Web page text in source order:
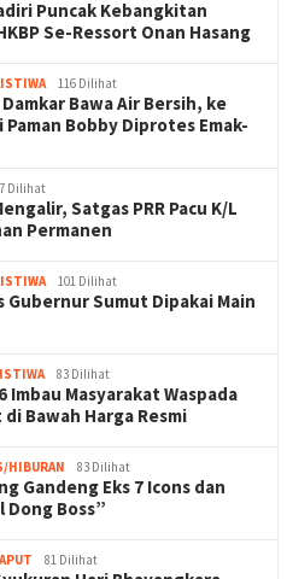
Puncak Kebangkitan
Se-Ressort Onan Hasang
116 Dilihat
Bawa Air Bersih, ke
Bobby Diprotes Emak-
Dilihat
Satgas PRR Pacu K/L
Permanen
101 Dilihat
Gubernur Sumut Dipakai Main
83 Dilihat
Imbau Masyarakat Waspada
Bawah Harga Resmi
HIBURAN 83 Dilihat
Gandeng Eks 7 Icons dan
Dong Boss”
81 Dilihat